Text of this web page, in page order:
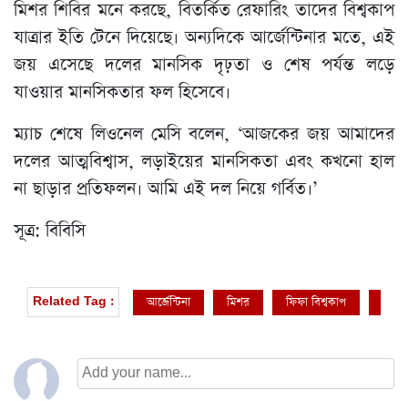
মিশর শিবির মনে করছে, বিতর্কিত রেফারিং তাদের বিশ্বকাপ
যাত্রার ইতি টেনে দিয়েছে। অন্যদিকে আর্জেন্টিনার মতে, এই
জয় এসেছে দলের মানসিক দৃঢ়তা ও শেষ পর্যন্ত লড়ে
যাওয়ার মানসিকতার ফল হিসেবে।
ম্যাচ শেষে লিওনেল মেসি বলেন, ‘আজকের জয় আমাদের
দলের আত্মবিশ্বাস, লড়াইয়ের মানসিকতা এবং কখনো হাল
না ছাড়ার প্রতিফলন। আমি এই দল নিয়ে গর্বিত।’
সূত্র: বিবিসি
Related Tag : আর্জেন্টিনা মিশর ফিফা বিশ্বকাপ